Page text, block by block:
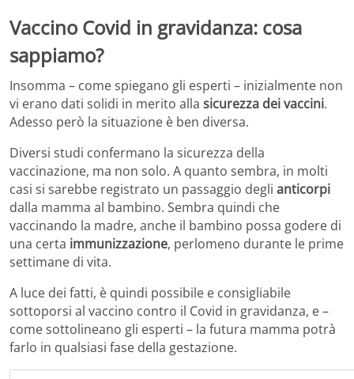
Vaccino Covid in gravidanza: cosa
sappiamo?
Insomma – come spiegano gli esperti – inizialmente non
vi erano dati solidi in merito alla sicurezza dei vaccini.
Adesso però la situazione è ben diversa.
Diversi studi confermano la sicurezza della
vaccinazione, ma non solo. A quanto sembra, in molti
casi si sarebbe registrato un passaggio degli anticorpi
dalla mamma al bambino. Sembra quindi che
vaccinando la madre, anche il bambino possa godere di
una certa immunizzazione, perlomeno durante le prime
settimane di vita.
A luce dei fatti, è quindi possibile e consigliabile
sottoporsi al vaccino contro il Covid in gravidanza, e –
come sottolineano gli esperti – la futura mamma potrà
farlo in qualsiasi fase della gestazione.